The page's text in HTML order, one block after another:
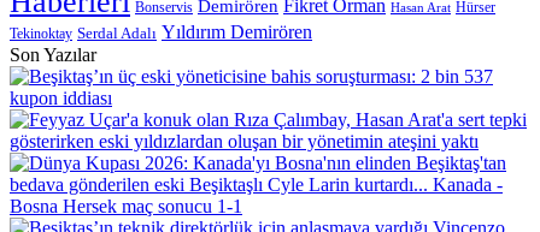
Bonservis Demirören Fikret Orman Hasan Arat Hürser
Tekinoktay Serdal Adalı Yıldırım Demirören
Son Yazılar